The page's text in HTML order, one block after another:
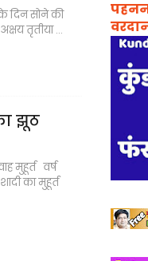
दिन सोने की
तृतीया ...
झूठ
मुहूर्त वर्ष
का मुहूर्त